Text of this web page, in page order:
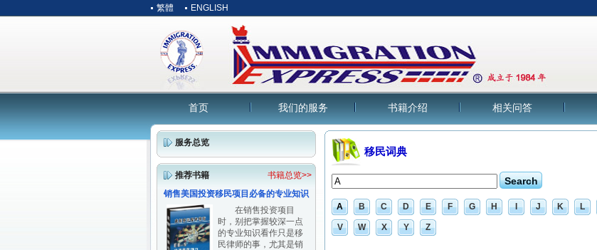
繁體 ENGLISH
首页 我们的服务 书籍介绍 相关问答
服务总览
推荐书籍
书籍总览>>
销售美国投资移民项目必备的专业知识
在销售投资项目
时，别把掌握较深一点
的专业知识看作只是移
民律师的事，尤其是销
移民词典
A B C D E F G H I J K L
V W X Y Z